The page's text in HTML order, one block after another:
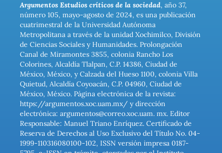
Argumentos Estudios críticos de la sociedad, año 37,
número 105, mayo-agosto de 2024, es una publicación
cuatrimestral de la Universidad Autónoma
Metropolitana a través de la unidad Xochimilco, División
de Ciencias Sociales y Humanidades. Prolongación
Canal de Miramontes 3855, colonia Rancho Los
Colorines, Alcaldía Tlalpan, C.P. 14386, Ciudad de
México, México, y Calzada del Hueso 1100, colonia Villa
Quietud, Alcaldía Coyoacán, C.P. 04960, Ciudad de
México, México. Página electrónica de la revista:
https://argumentos.xoc.uam.mx/ y dirección
electrónica: argumentos@correo.xoc.uam. mx. Editor
Responsable: Manuel Triano Enríquez. Certificado de
Reserva de Derechos al Uso Exclusivo del Título No. 04-
1999-110316080100-102, ISSN versión impresa 0187-